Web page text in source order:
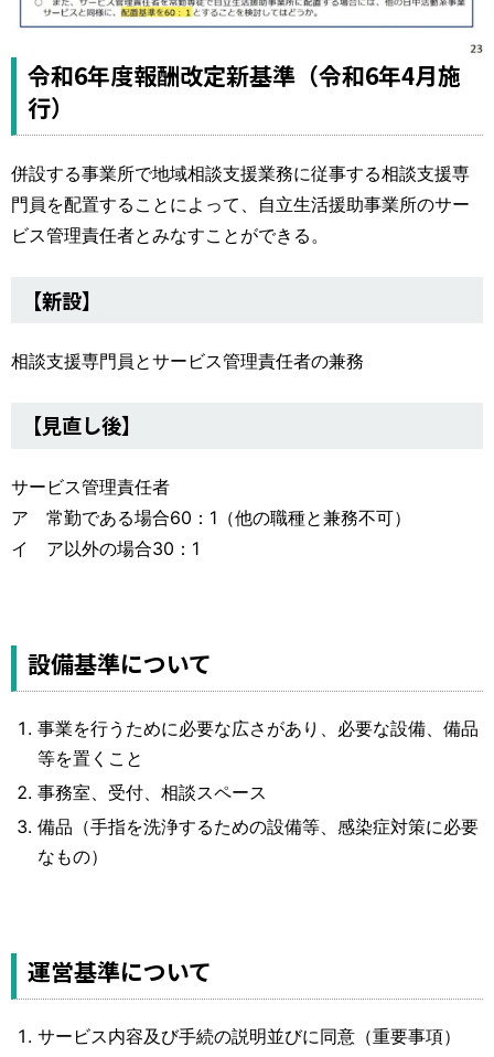
令和6年度報酬改定新基準（令和6年4月施
行）
併設する事業所で地域相談支援業務に従事する相談支援専
門員を配置することによって、自立生活援助事業所のサー
ビス管理責任者とみなすことができる。
【新設】
相談支援専門員とサービス管理責任者の兼務
【見直し後】
サービス管理責任者
ア 常勤である場合60：1（他の職種と兼務不可）
イ ア以外の場合30：1
設備基準について
事業を行うために必要な広さがあり、必要な設備、備品
等を置くこと
事務室、受付、相談スペース
備品（手指を洗浄するための設備等、感染症対策に必要
なもの）
運営基準について
サービス内容及び手続の説明並びに同意（重要事項）